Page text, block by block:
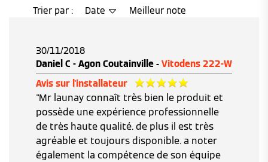
Trier par : Date Meilleur note
30/11/2018
Daniel C - Agon Coutainville - Vitodens 222-W
Avis sur l'installateur
"Mr launay connaît très bien le produit et
possède une expérience professionnelle
de très haute qualité. de plus il est très
agréable et toujours disponible. a noter
également la compétence de son équipe